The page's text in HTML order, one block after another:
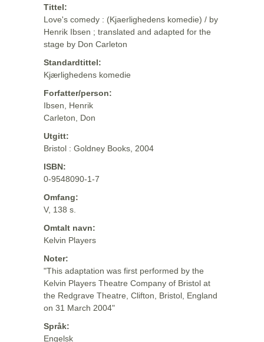
Tittel:
Love's comedy : (Kjaerlighedens komedie) / by
Henrik Ibsen ; translated and adapted for the
stage by Don Carleton
Standardtittel:
Kjærlighedens komedie
Forfatter/person:
Ibsen, Henrik
Carleton, Don
Utgitt:
Bristol : Goldney Books, 2004
ISBN:
0-9548090-1-7
Omfang:
V, 138 s.
Omtalt navn:
Kelvin Players
Noter:
"This adaptation was first performed by the
Kelvin Players Theatre Company of Bristol at
the Redgrave Theatre, Clifton, Bristol, England
on 31 March 2004"
Språk:
Engelsk